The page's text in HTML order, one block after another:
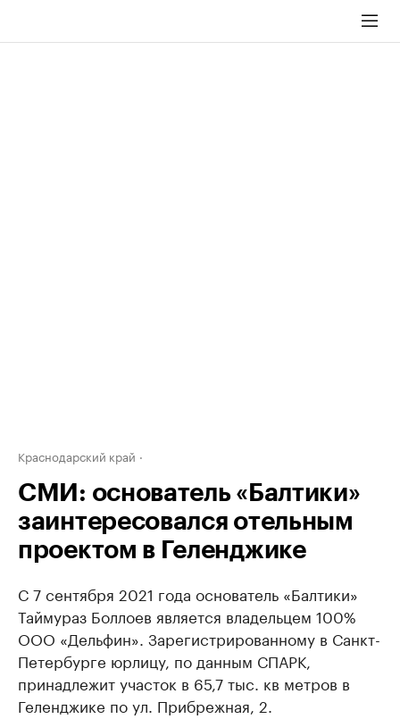
Краснодарский край
СМИ: основатель «Балтики»
заинтересовался отельным
проектом в Геленджике
С 7 сентября 2021 года основатель «Балтики»
Таймураз Боллоев является владельцем 100%
ООО «Дельфин». Зарегистрированному в Санкт-
Петербурге юрлицу, по данным СПАРК,
принадлежит участок в 65,7 тыс. кв метров в
Геленджике по ул. Прибрежная, 2.